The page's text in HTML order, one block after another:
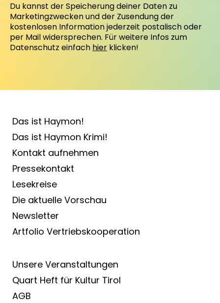
Du kannst der Speicherung deiner Daten zu
Marketingzwecken und der Zusendung der
kostenlosen Information jederzeit postalisch oder
per Mail widersprechen. Für weitere Infos zum
Datenschutz einfach hier klicken!
Das ist Haymon!
Das ist Haymon Krimi!
Kontakt aufnehmen
Pressekontakt
Lesekreise
Die aktuelle Vorschau
Newsletter
Artfolio Vertriebs­kooperation
Unsere Veranstaltungen
Quart Heft für Kultur Tirol
AGB